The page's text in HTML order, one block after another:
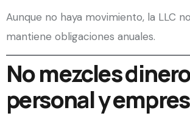
Aunque no haya movimiento, la LLC
mantiene obligaciones anuales.
No mezcles
personal y